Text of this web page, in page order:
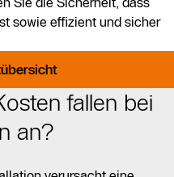
sowie effizient und sicher
fallen bei
an?